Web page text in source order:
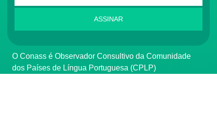
ASSINAR
O Conass é Observador Consultivo da Comunidade
dos Países de Língua Portuguesa (CPLP)